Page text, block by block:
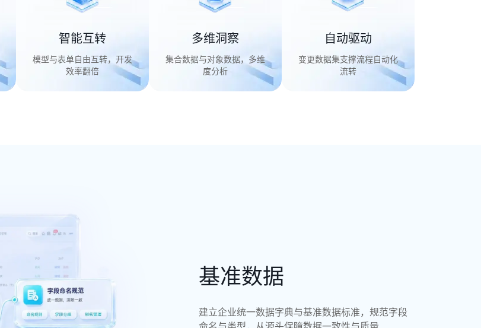
智能互转
模型与表单自由互转，开发
效率翻倍
多维洞察
集合数据与对象数据，多维
度分析
自动驱动
变更数据集支撑流程自动化
流转
基准数据
建立企业统一数据字典与基准数据标准，规范字段